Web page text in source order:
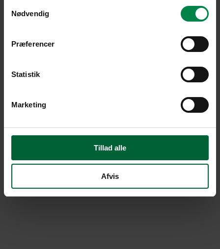
Nødvendig
Præferencer
Statistik
Marketing
Tillad alle
Afvis